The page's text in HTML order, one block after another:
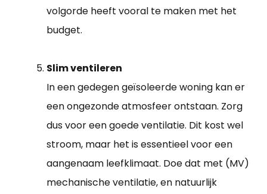
volgorde heeft vooral te maken met het
budget.
Slim ventileren
In een gedegen geïsoleerde woning kan er
een ongezonde atmosfeer ontstaan. Zorg
dus voor een goede ventilatie. Dit kost wel
stroom, maar het is essentieel voor een
aangenaam leefklimaat. Doe dat met (MV)
mechanische ventilatie, en natuurlijk